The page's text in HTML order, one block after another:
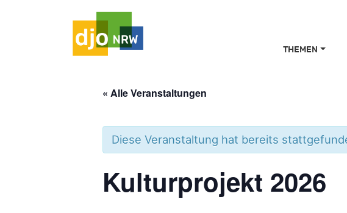
THEMEN
« Alle Veranstaltungen
Diese Veranstaltung hat bereits
Kulturprojekt 2026